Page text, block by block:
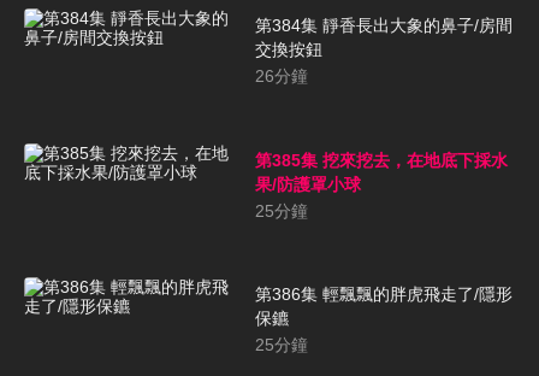
第384集 靜香長出大象的鼻子/房間
交換按鈕
26分鐘
第385集 挖來挖去，在地底下採水
果/防護罩小球
25分鐘
第386集 輕飄飄的胖虎飛走了/隱形
保鑣
25分鐘